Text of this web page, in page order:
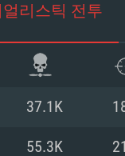
얼리스틱 전투
37.1K
55.3K